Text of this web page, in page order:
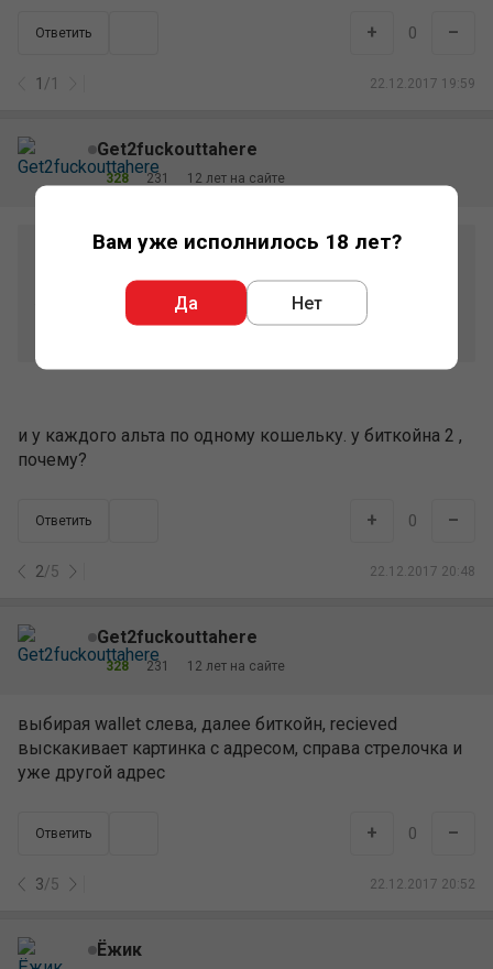
Вам уже исполнилось 18 лет?
Да Нет
Ответить
1 /1 22.12.2017 19:59
+ 0 –
Get2fuckouttahere
328 231 12 лет на сайте
@ 22.12.2017
нет, ты что-то не так понял. один.
там биток и еще ряд альтов, разумеется адреса у
каждого свои
и у каждого альта по одному кошельку. у биткойна 2 ,
почему?
Ответить
2/5 22.12.2017 20:48
+ 0 –
Get2fuckouttahere
328 231 12 лет на сайте
выбирая wallet слева, далее биткойн, recieved
выскакивает картинка с адресом, справа стрелочка и
уже другой адрес
Ответить
3/5 22.12.2017 20:52
+ 0 –
Ёжик